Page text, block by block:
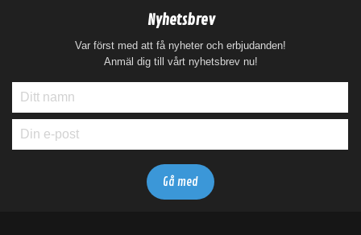
Nyhetsbrev
Var först med att få nyheter och erbjudanden!
Anmäl dig till vårt nyhetsbrev nu!